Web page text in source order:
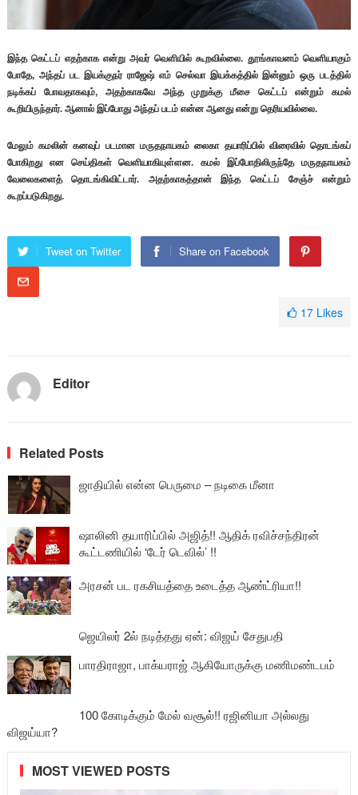
இந்த கெட்டப் எதற்காக என்று அவர் வெளியில் கூறவில்லை. தூங்காவனம் வெளியாகும்
போதே, அந்தப் பட இயக்குநர் ராஜேஷ் எம் செல்வா இயக்கத்தில் இன்னும் ஒரு படத்தில்
நடிக்கப் போவதாகவும், அதற்காகவே அந்த முறுக்கு மீசை கெட்டப் என்றும் கமல்
கூறியிருந்தார். ஆனால் இப்போது அந்தப் படம் என்ன ஆனது என்று தெரியவில்லை.
மேலும் கமலின் கனவுப் படமான மருதநாயகம் லைகா தயாரிப்பில் விரைவில் தொடங்கப்
போகிறது என செய்திகள் வெளியாகியுள்ளன. கமல் இப்போதிலிருந்தே மருதநாயகம்
வேலைகளைத் தொடங்கிவிட்டார். அதற்காகத்தான் இந்த கெட்டப் சேஞ்ச் என்றும்
கூறப்படுகிறது.
Tweet on Twitter Share on Facebook
17 Likes
Editor
Related Posts
ஜாதியில் என்ன பெருமை – நடிகை மீனா
ஷாலினி தயாரிப்பில் அஜித்!! ஆதிக் ரவிச்சந்திரன்
கூட்டணியில் ‘டேர் டெவில்’ !!
அரசன் பட ரகசியத்தை உடைத்த ஆண்ட்ரியா!!
ஜெயிலர் 2ல் நடித்தது ஏன்: விஜய் சேதுபதி
பாரதிராஜா, பாக்யராஜ் ஆகியோருக்கு மணிமண்டபம்
100 கோடிக்கும் மேல் வசூல்!! ரஜினியா அல்லது
விஜய்யா?
MOST VIEWED POSTS